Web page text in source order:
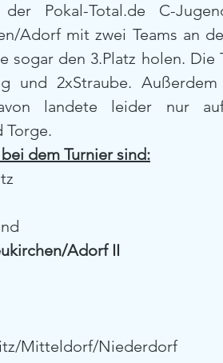
Pokal-Total.de C-
Adorf mit zwei Teams an
sogar den 3.Platz holen. Die
und 2xStraube.
landete leider nur
Torge.
dem Turnier sind:
Adorf II
Mitteldorf/Niederdorf